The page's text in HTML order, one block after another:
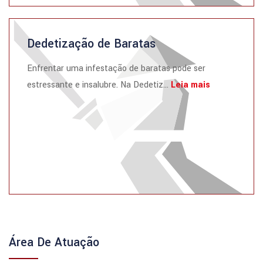
Dedetização de Baratas
Enfrentar uma infestação de baratas pode ser
estressante e insalubre. Na Dedetiz... Leia mais
Área De Atuação